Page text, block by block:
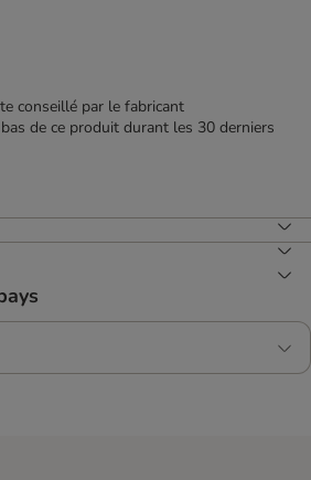
conseillé par le fabricant
de ce produit durant les 30 derniers